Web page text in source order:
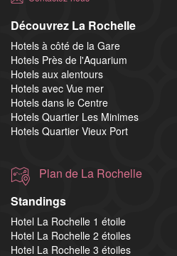
Découvrez La Rochelle
Hotels à côté de la Gare
Hotels Près de l'Aquarium
Hotels aux alentours
Hotels avec Vue mer
Hotels dans le Centre
Hotels Quartier Les Minimes
Hotels Quartier Vieux Port
Plan de La Rochelle
Standings
Hotel La Rochelle 1 étoile
Hotel La Rochelle 2 étoiles
Hotel La Rochelle 3 étoiles